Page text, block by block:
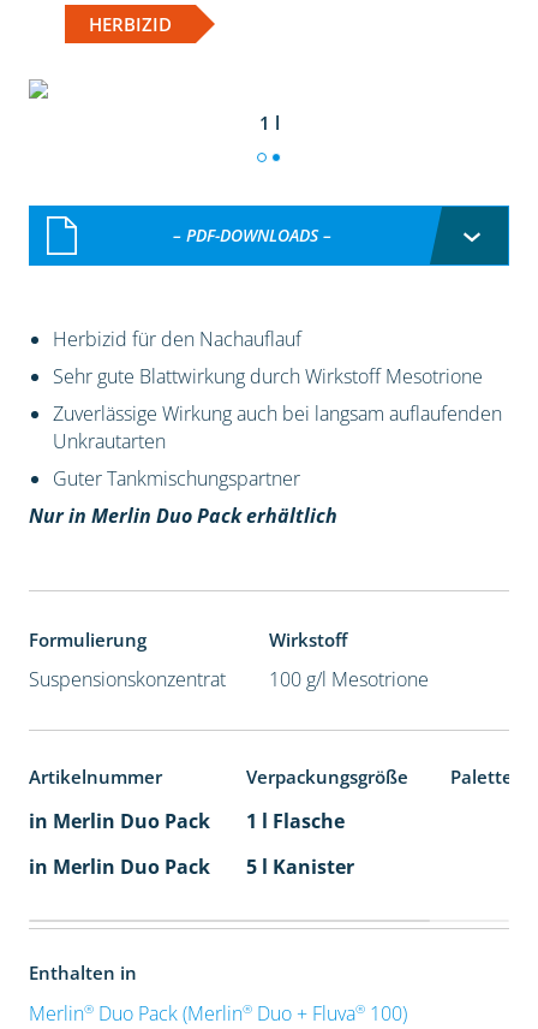
HERBIZID
1 l
– PDF-DOWNLOADS –
Herbizid für den Nachauflauf
Sehr gute Blattwirkung durch Wirkstoff Mesotrione
Zuverlässige Wirkung auch bei langsam auflaufenden
Unkrautarten
Guter Tankmischungspartner
Nur in Merlin Duo Pack erhältlich
Formulierung
Suspensionskonzentrat
Wirkstoff
100 g/l Mesotrione
Artikelnummer Verpackungsgröße
in Merlin Duo Pack
1 l Flasche
in Merlin Duo Pack
5 l Kanister
Enthalten in
Merlin®Duo Pack (Merlin®Duo + Fluva®100)